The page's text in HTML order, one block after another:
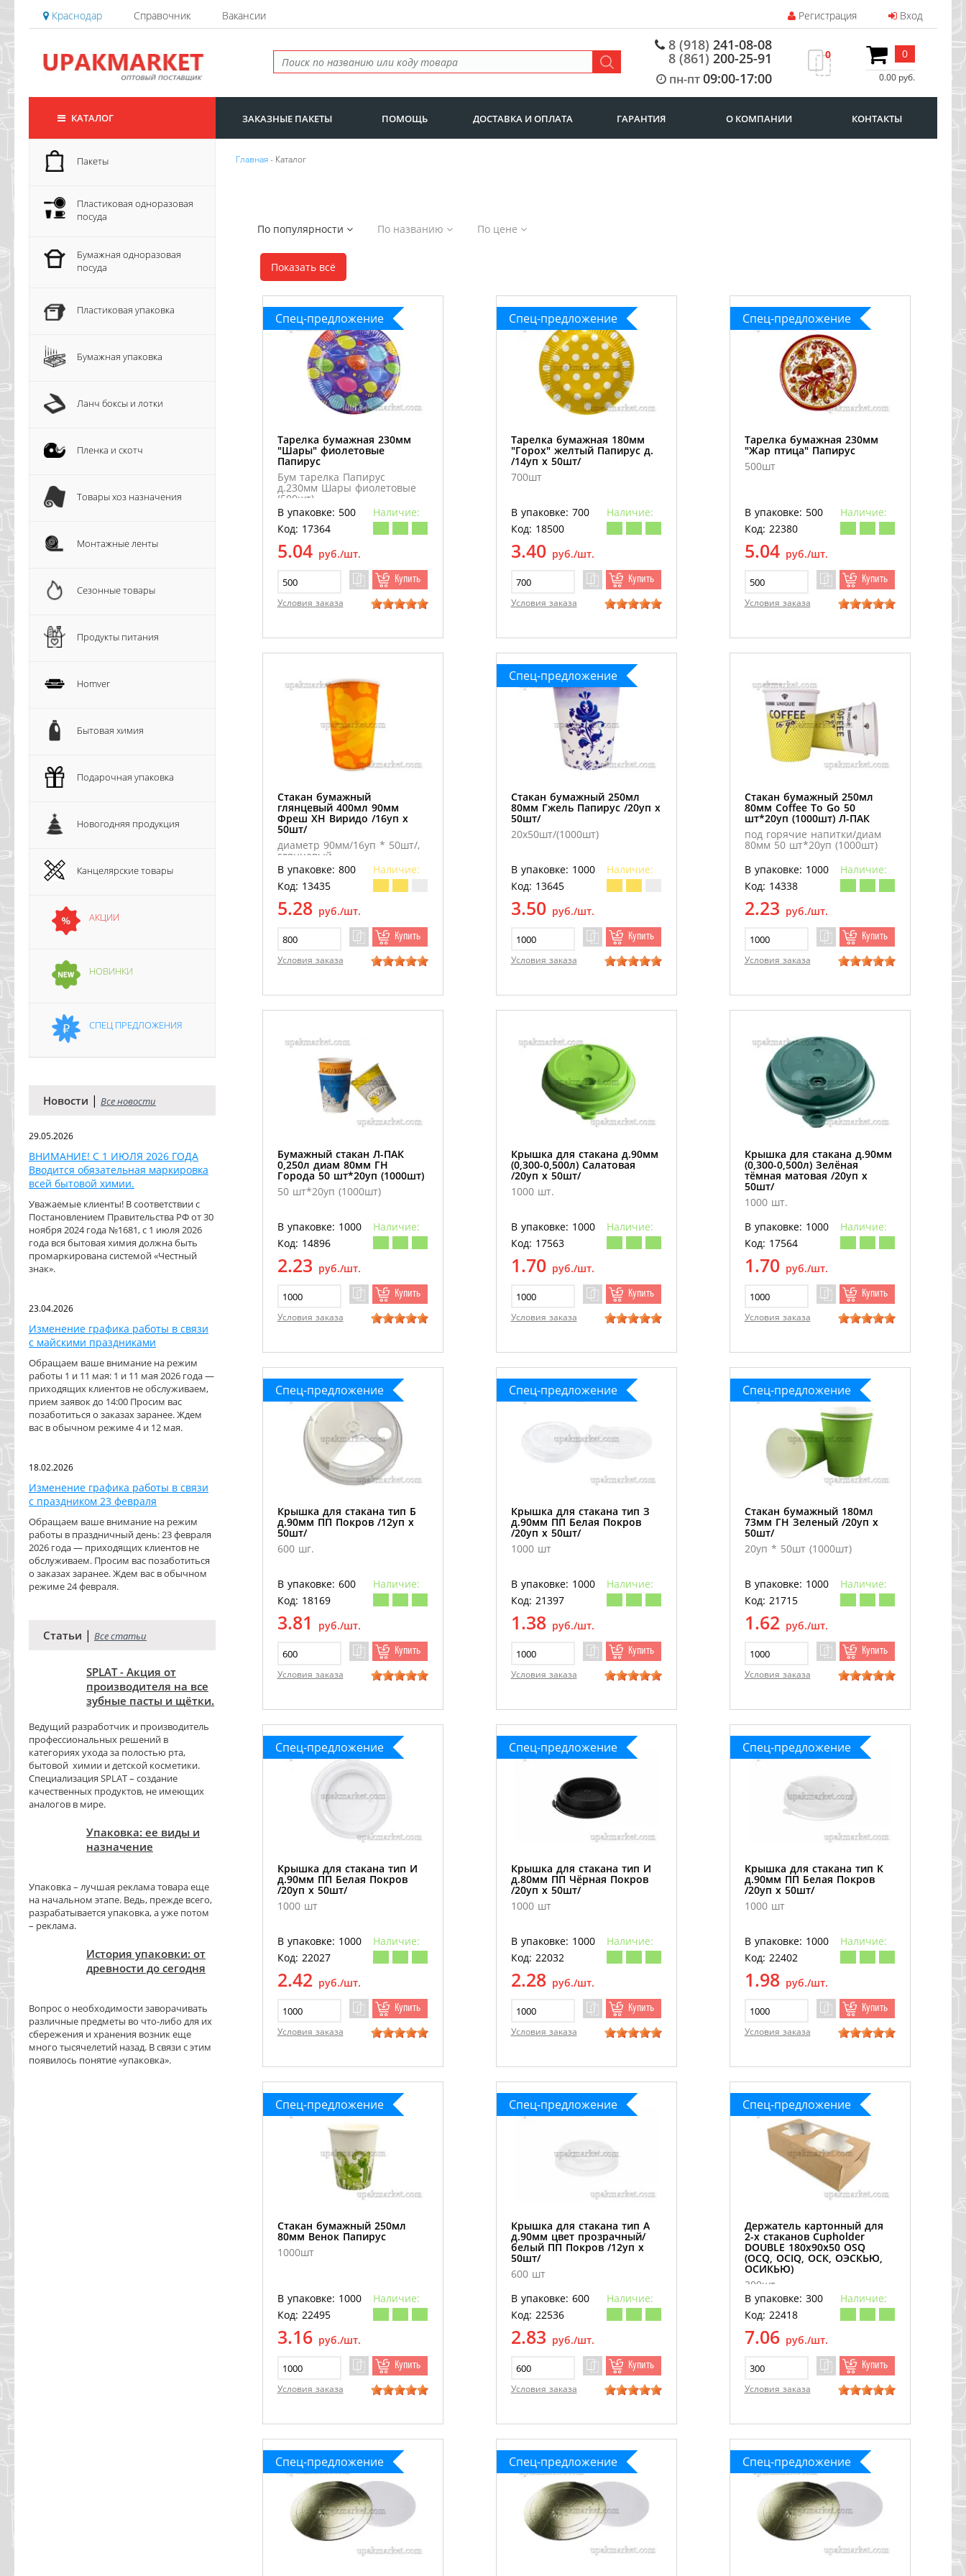
Краснодар Справочник Вакансии Регистрация Вход
8 (918) 241-08-08
8 (861) 200-25-91
пн-пт09:00-17:00
0 0
0.00 руб.
КАТАЛОГ ЗАКАЗНЫЕ ПАКЕТЫ ПОМОЩЬ ДОСТАВКА И ОПЛАТА ГАРАНТИЯ О КОМПАНИИ КОНТАКТЫ
Пакеты
Пластиковая одноразовая
посуда
Бумажная одноразовая
посуда
Пластиковая упаковка
Бумажная упаковка
Ланч боксы и лотки
Пленка и скотч
Товары хоз назначения
Монтажные ленты
Сезонные товары
Продукты питания
Homver
Бытовая химия
Подарочная упаковка
Новогодняя продукция
Канцелярские товары
АКЦИИ
НОВИНКИ
СПЕЦ ПРЕДЛОЖЕНИЯ
Новости | Все новости
29.05.2026
ВНИМАНИЕ! С 1 ИЮЛЯ 2026 ГОДА
Вводится обязательная маркировка
всей бытовой химии.
Уважаемые клиенты! В соответствии с
Постановлением Правительства РФ от 30
ноября 2024 года №1681, с 1 июля 2026
года вся бытовая химия должна быть
промаркирована системой «Честный
знак».
23.04.2026
Изменение графика работы в связи
с майскими праздниками
Обращаем ваше внимание на режим
работы 1 и 11 мая: 1 и 11 мая 2026 года —
приходящих клиентов не обслуживаем,
прием заявок до 14:00 Просим вас
позаботиться о заказах заранее. Ждем
вас в обычном режиме 4 и 12 мая.
18.02.2026
Изменение графика работы в связи
с праздником 23 февраля
Обращаем ваше внимание на режим
работы в праздничный день: 23 февраля
2026 года — приходящих клиентов не
обслуживаем. Просим вас позаботиться
о заказах заранее. Ждем вас в обычном
режиме 24 февраля.
Статьи | Все статьи
SPLAT - Акция от
производителя на все
зубные пасты и щётки.
Ведущий разработчик и производитель
профессиональных решений в
категориях ухода за полостью рта,
бытовой химии и детской косметики.
Специализация SPLAT – создание
качественных продуктов, не имеющих
аналогов в мире.
Упаковка: ее виды и
назначение
Упаковка – лучшая реклама товара еще
на начальном этапе. Ведь, прежде всего,
разрабатывается упаковка, а уже потом
– реклама.
История упаковки: от
древности до сегодня
Вопрос о необходимости заворачивать
различные предметы во что-либо для их
сбережения и хранения возник еще
много тысячелетий назад. В связи с этим
появилось понятие «упаковка».
Главная- Каталог
По популярности По названию По цене
Показать всё
Спец-предложение
Тарелка бумажная 230мм
"Шары" фиолетовые
Папирус
Бум тарелка Папирус
д.230мм Шары фиолетовые
(500шт)
В упаковке: 500
Наличие:
Код: 17364
5.04 руб./шт.
Купить
Условия заказа
Спец-предложение
Тарелка бумажная 180мм
"Горох" желтый Папирус д.
/14уп х 50шт/
700шт
В упаковке: 700
Наличие:
Код: 18500
3.40 руб./шт.
Купить
Условия заказа
Спец-предложение
Тарелка бумажная 230мм
"Жар птица" Папирус
500шт
В упаковке: 500
Наличие:
Код: 22380
5.04 руб./шт.
Купить
Условия заказа
Стакан бумажный
глянцевый 400мл 90мм
Фреш ХН Виридо /16уп х
50шт/
диаметр 90мм/16уп * 50шт/,
глянцевый
В упаковке: 800
Наличие:
Код: 13435
5.28 руб./шт.
Купить
Условия заказа
Спец-предложение
Стакан бумажный 250мл
80мм Гжель Папирус /20уп х
50шт/
20х50шт/(1000шт)
В упаковке: 1000
Наличие:
Код: 13645
3.50 руб./шт.
Купить
Условия заказа
Стакан бумажный 250мл
80мм Coffee To Go 50
шт*20уп (1000шт) Л-ПАК
под горячие напитки/диам
80мм 50 шт*20уп (1000шт)
В упаковке: 1000
Наличие:
Код: 14338
2.23 руб./шт.
Купить
Условия заказа
Бумажный стакан Л-ПАК
0,250л диам 80мм ГН
Города 50 шт*20уп (1000шт)
50 шт*20уп (1000шт)
В упаковке: 1000
Наличие:
Код: 14896
2.23 руб./шт.
Купить
Условия заказа
Крышка для стакана д.90мм
(0,300-0,500л) Салатовая
/20уп х 50шт/
1000 шт.
В упаковке: 1000
Наличие:
Код: 17563
1.70 руб./шт.
Купить
Условия заказа
Крышка для стакана д.90мм
(0,300-0,500л) Зелёная
тёмная матовая /20уп х
50шт/
1000 шт.
В упаковке: 1000
Наличие:
Код: 17564
1.70 руб./шт.
Купить
Условия заказа
Спец-предложение
Крышка для стакана тип Б
д.90мм ПП Покров /12уп х
50шт/
600 шг.
В упаковке: 600
Наличие:
Код: 18169
3.81 руб./шт.
Купить
Условия заказа
Спец-предложение
Крышка для стакана тип З
д.90мм ПП Белая Покров
/20уп х 50шт/
1000 шт
В упаковке: 1000
Наличие:
Код: 21397
1.38 руб./шт.
Купить
Условия заказа
Спец-предложение
Стакан бумажный 180мл
73мм ГН Зеленый /20уп х
50шт/
20уп * 50шт (1000шт)
В упаковке: 1000
Наличие:
Код: 21715
1.62 руб./шт.
Купить
Условия заказа
Спец-предложение
Крышка для стакана тип И
д.90мм ПП Белая Покров
/20уп х 50шт/
1000 шт
В упаковке: 1000
Наличие:
Код: 22027
2.42 руб./шт.
Купить
Условия заказа
Спец-предложение
Крышка для стакана тип И
д.80мм ПП Чёрная Покров
/20уп х 50шт/
1000 шт
В упаковке: 1000
Наличие:
Код: 22032
2.28 руб./шт.
Купить
Условия заказа
Спец-предложение
Крышка для стакана тип К
д.90мм ПП Белая Покров
/20уп х 50шт/
1000 шт
В упаковке: 1000
Наличие:
Код: 22402
1.98 руб./шт.
Купить
Условия заказа
Спец-предложение
Стакан бумажный 250мл
80мм Венок Папирус
1000шт
В упаковке: 1000
Наличие:
Код: 22495
3.16 руб./шт.
Купить
Условия заказа
Спец-предложение
Крышка для стакана тип А
д.90мм цвет прозрачный/
белый ПП Покров /12уп х
50шт/
600 шт
В упаковке: 600
Наличие:
Код: 22536
2.83 руб./шт.
Купить
Условия заказа
Спец-предложение
Держатель картонный для
2-х стаканов Cupholder
DOUBLE 180х90х50 OSQ
(OCQ, OCIQ, ОСК, ОЭСКЬЮ,
ОСИКЬЮ)
300шт
В упаковке: 300
Наличие:
Код: 22418
7.06 руб./шт.
Купить
Условия заказа
Спец-предложение Спец-предложение Спец-предложение